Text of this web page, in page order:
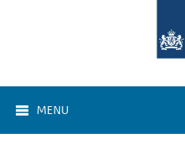
MENU